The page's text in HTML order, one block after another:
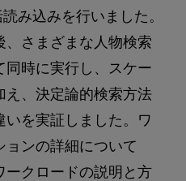
み込みを行いました。
、さまざまな人物検索
同時に実行し、スケー
え、決定論的検索方法
いを実証しました。ワ
ンの詳細について
ークロードの説明と方